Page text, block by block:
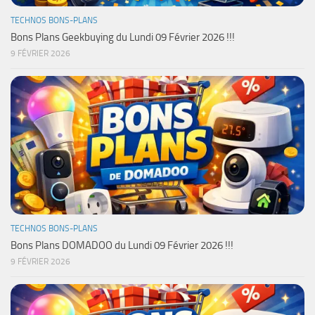
TECHNOS BONS-PLANS
Bons Plans Geekbuying du Lundi 09 Février 2026 !!!
9 FÉVRIER 2026
TECHNOS BONS-PLANS
Bons Plans DOMADOO du Lundi 09 Février 2026 !!!
9 FÉVRIER 2026